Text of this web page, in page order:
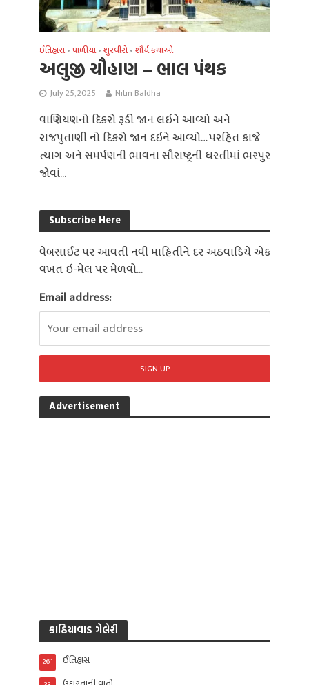
ઈતિહાસ •પાળીયા • શુરવીરો • શૌર્ય કથાઓ
અલુજી ચૌહાણ – ભાલ પંથક
July 25, 2025 Nitin Baldha
વાણિયણનો દિકરો રૂડી જાન લઇને આવ્યો અને
રાજપુતાણી નો દિકરો જાન દઇને આવ્યો… પરહિત કાજે
ત્યાગ અને સમર્પણની ભાવના સૌરાષ્ટ્રની ધરતીમાં ભરપુર
જોવાં...
Subscribe Here
વેબસાઈટ પર આવતી નવી માહિતીને દર અઠવાડિયે એક
વખત ઇ-મેલ પર મેળવો...
Email address:
Advertisement
કાઠિયાવાડ ગેલેરી
ઈતિહાસ
261